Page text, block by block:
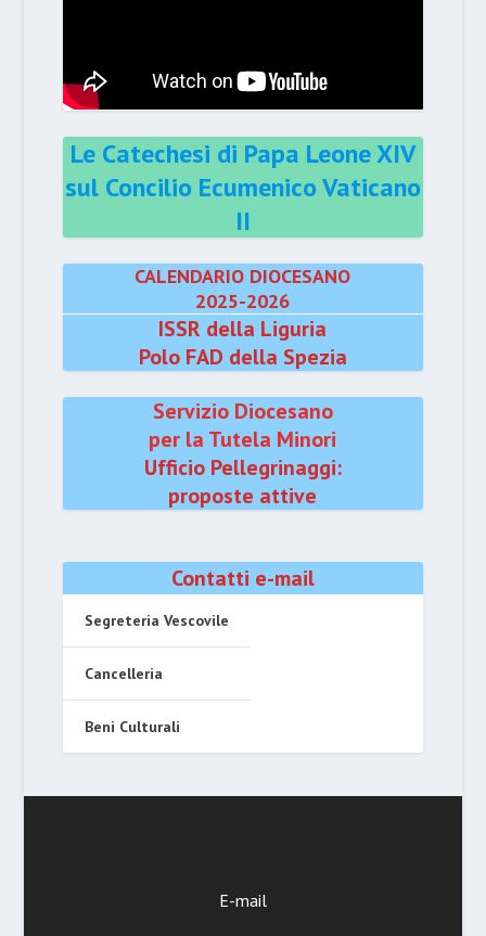
Le Catechesi di Papa Leone XIV
sul Concilio Ecumenico Vaticano
II
CALENDARIO DIOCESANO
2025-2026
ISSR della Liguria
Polo FAD della Spezia
Servizio Diocesano
per la Tutela Minori
Ufficio Pellegrinaggi:
proposte attive
Contatti e-mail
Segreteria Vescovile
Cancelleria
Beni Culturali
E-mail